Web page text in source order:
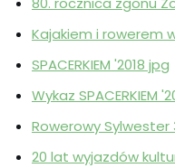
Kajakiem i rowerem w
SPACERKIEM '2018 jpg
Wykaz SPACERKIEM
Rowerowy Sylwester
20 lat wyjazdów